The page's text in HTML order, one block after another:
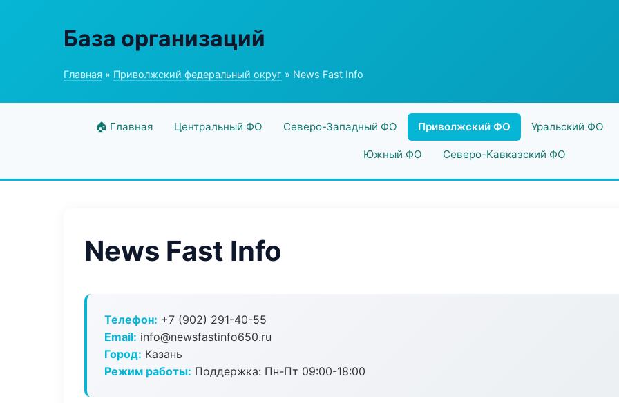
База организаций
Главная » Приволжский федеральный округ » News Fast Info
🏠 Главная Центральный ФО Северо-Западный ФО Приволжский ФО Уральский ФО
Южный ФО Северо-Кавказский ФО
News Fast Info
Телефон: +7 (902) 291-40-55
Email: info@newsfastinfo650.ru
Город: Казань
Режим работы: Поддержка: Пн-Пт 09:00-18:00